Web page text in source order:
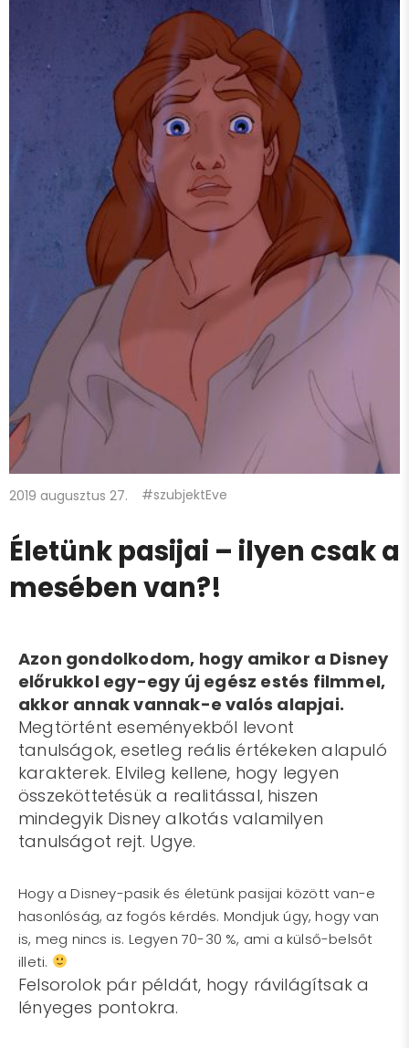
2019 augusztus 27. #szubjektEve
Életünk pasijai – ilyen csak a
mesében van?!
Azon gondolkodom, hogy amikor a Disney
előrukkol egy-egy új egész estés filmmel,
akkor annak vannak-e valós alapjai.
Megtörtént eseményekből levont
tanulságok, esetleg reális értékeken alapuló
karakterek. Elvileg kellene, hogy legyen
összeköttetésük a realitással, hiszen
mindegyik Disney alkotás valamilyen
tanulságot rejt. Ugye.
Hogy a Disney-pasik és életünk pasijai között van-e
hasonlóság, az fogós kérdés. Mondjuk úgy, hogy van
is, meg nincs is. Legyen 70-30 %, ami a külső-belsőt
illeti.
Felsorolok pár példát, hogy rávilágítsak a
lényeges pontokra.